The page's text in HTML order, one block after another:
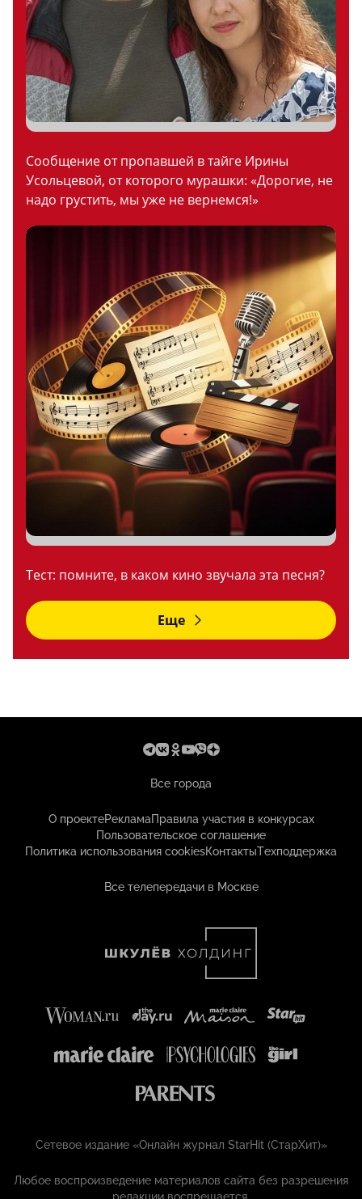
Сообщение от пропавшей в тайге Ирины
Усольцевой, от которого мурашки: «Дорогие, не
надо грустить, мы уже не вернемся!»
Тест: помните, в каком кино звучала эта песня?
Еще
Все города
О проектеРекламаПравила участия в конкурсах
Пользовательское соглашение
Политика использования cookiesКонтактыТехподдержка
Все телепередачи в Москве
Сетевое издание «Онлайн журнал StarHit (СтарХит)»
Любое воспроизведение материалов сайта без разрешения